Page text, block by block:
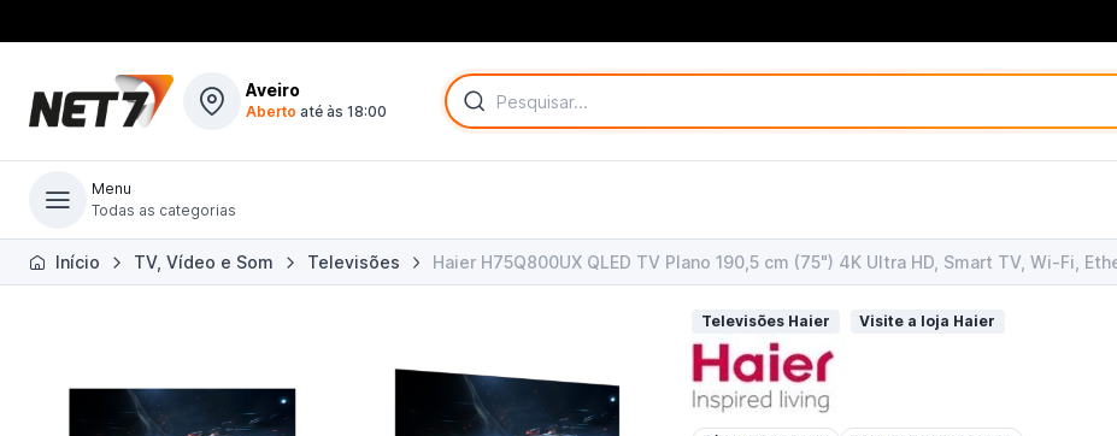
Aveiro
Aberto até às 18:00
Menu
Todas as categorias
Todas as categorias
Início TV, Vídeo e Som Televisões Haier H75Q800UX QLED TV Plano 190,5 cm (75") 4K Ultra HD, Smart TV, Wi-Fi,
Televisões Haier Visite a loja Haier